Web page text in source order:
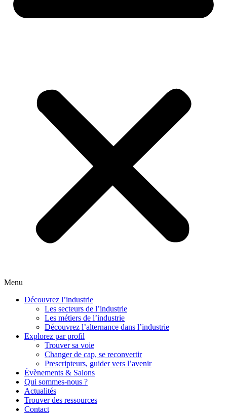
Menu
Découvrez l’industrie
Les secteurs de l’industrie
Les métiers de l’industrie
Découvrez l’alternance dans l’industrie
Explorez par profil
Trouver sa voie
Changer de cap, se reconvertir
Prescripteurs, guider vers l’avenir
Évènements & Salons
Qui sommes-nous ?
Actualités
Trouver des ressources
Contact